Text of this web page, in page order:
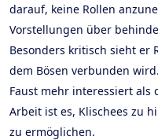
darauf, keine Rollen
Vorstellungen über
Besonders kritisch sieht er
dem Bösen verbunden
Faust mehr interessiert als
Arbeit ist es, Klischees zu
zu ermöglichen.